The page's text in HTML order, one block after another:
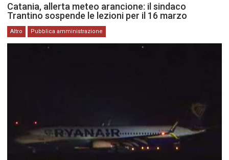
Catania, allerta meteo arancione: il sindaco
Trantino sospende le lezioni per il 16 marzo
Altro Pubblica amministrazione